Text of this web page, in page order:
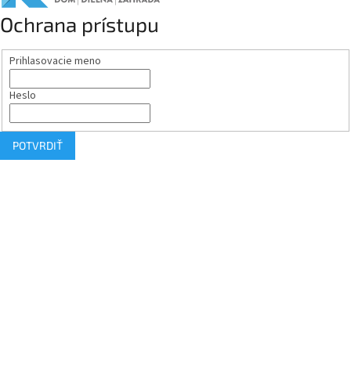
Ochrana prístupu
Prihlasovacie meno
Heslo
POTVRDIŤ